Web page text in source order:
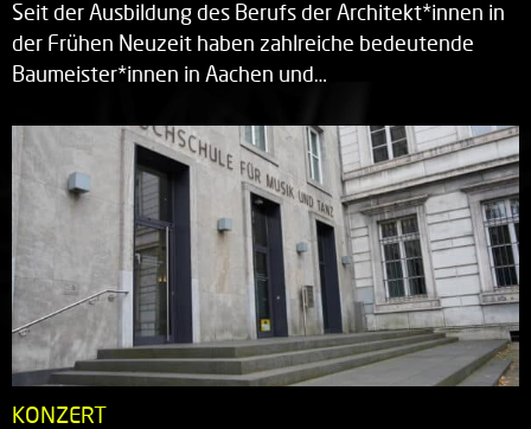
Seit der Ausbildung des Berufs der Architekt*innen in
der Frühen Neuzeit haben zahlreiche bedeutende
Baumeister*innen in Aachen und…
KONZERT